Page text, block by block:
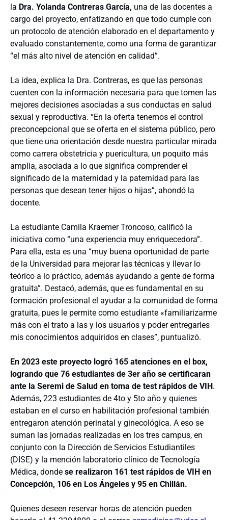
la Dra. Yolanda Contreras García, una de las docentes a
cargo del proyecto, enfatizando en que todo cumple con
un protocolo de atención elaborado en el departamento y
evaluado constantemente, como una forma de garantizar
“el más alto nivel de atención en calidad”.
La idea, explica la Dra. Contreras, es que las personas
cuenten con la información necesaria para que tomen las
mejores decisiones asociadas a sus conductas en salud
sexual y reproductiva. “En la oferta tenemos el control
preconcepcional que se oferta en el sistema público, pero
que tiene una orientación desde nuestra particular mirada
como carrera obstetricia y puericultura, un poquito más
amplia, asociada a lo que significa comprender el
significado de la maternidad y la paternidad para las
personas que desean tener hijos o hijas”, ahondó la
docente.
La estudiante Camila Kraemer Troncoso, calificó la
iniciativa como “una experiencia muy enriquecedora”.
Para ella, esta es una “muy buena oportunidad de parte
de la Universidad para mejorar las técnicas y llevar lo
teórico a lo práctico, además ayudando a gente de forma
gratuita”. Destacó, además, que es fundamental en su
formación profesional el ayudar a la comunidad de forma
gratuita, pues le permite como estudiante «familiarizarme
más con el trato a las y los usuarios y poder entregarles
mis conocimientos adquiridos en clases”, puntualizó.
En 2023 este proyecto logró 165 atenciones en el box,
logrando que 76 estudiantes de 3er año se certificaran
ante la Seremi de Salud en toma de test rápidos de VIH.
Además, 223 estudiantes de 4to y 5to año y quienes
estaban en el curso en habilitación profesional también
entregaron atención perinatal y ginecológica. A eso se
suman las jornadas realizadas en los tres campus, en
conjunto con la Dirección de Servicios Estudiantiles
(DISE) y la mención laboratorio clínico de Tecnología
Médica, donde se realizaron 161 test rápidos de VIH en
Concepción, 106 en Los Ángeles y 95 en Chillán.
Quienes deseen reservar horas de atención pueden